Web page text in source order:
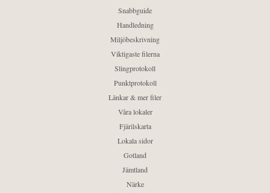
Snabbguide
Handledning
Miljöbeskrivning
Viktigaste filerna
Slingprotokoll
Punktprotokoll
Länkar & mer filer
Våra lokaler
Fjärilskarta
Lokala sidor
Gotland
Jämtland
Närke